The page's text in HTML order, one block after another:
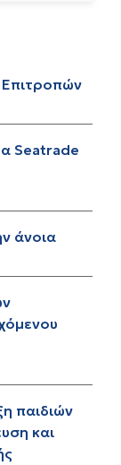
Επιτροπών
Seatrade
άνοια
παιδιών
και